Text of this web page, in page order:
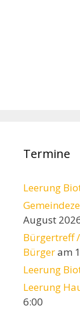
Termine
Leerung
August
Bürgertreff
Bürgeram
Leerung
Leerung
6:00